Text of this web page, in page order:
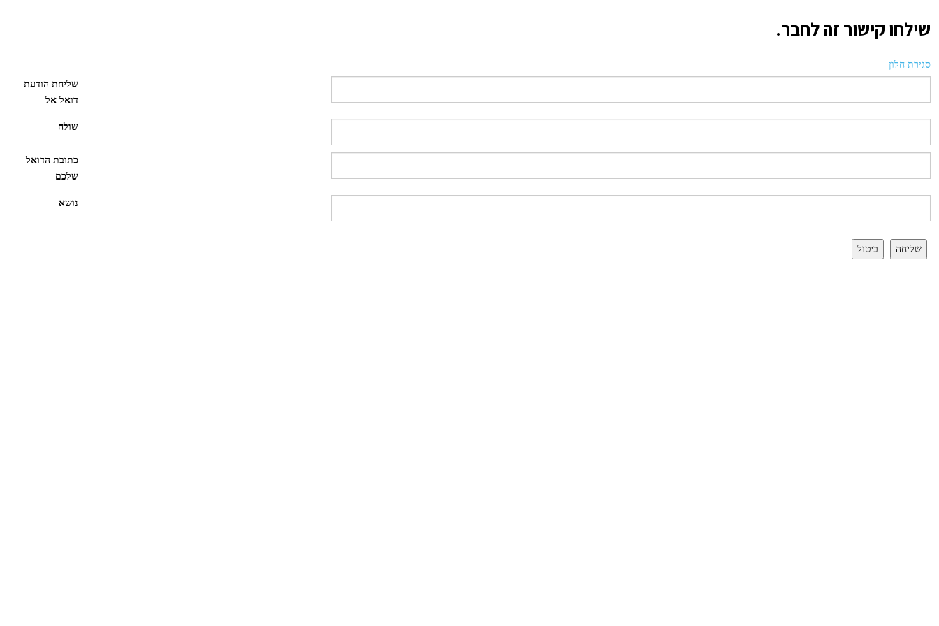
שילחו קישור זה לחבר.
סגירת חלון
שליחת הודעת
דואל אל
שולח
כתובת הדואל
שלכם
נושא
שליחה ביטול